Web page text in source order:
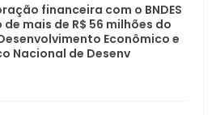
financeira com o BNDES
mais de R$ 56 milhões do
Econômico e
Nacional de Desenv